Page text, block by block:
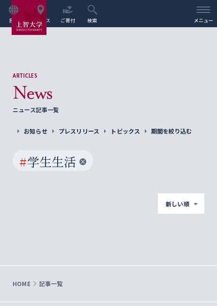
言語 アクセス ご寄付 検索 メニュー
ARTICLES
News
ニュース記事一覧
お知らせ プレスリリース トピックス 期間を絞り込む
#学生生活
新しい順
HOME 記事一覧